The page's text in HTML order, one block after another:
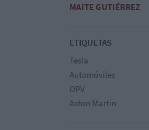
MAITE GUTIÉRREZ
ETIQUETAS
Tesla
Automóviles
OPV
Aston Martin